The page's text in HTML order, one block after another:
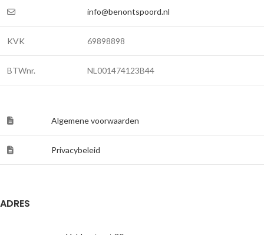
info@benontspoord.nl
KVK 69898898
BTWnr. NL001474123B44
Algemene voorwaarden
Privacybeleid
ADRES